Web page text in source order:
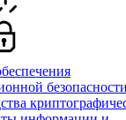
безопасности